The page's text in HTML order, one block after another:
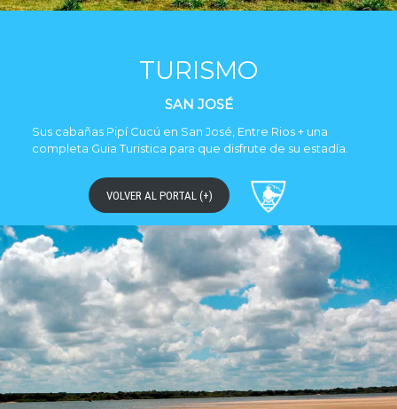
TURISMO
SAN JOSÉ
Sus cabañas Pipí Cucú en San José, Entre Rios + una
completa Guia Turistica para que disfrute de su estadía.
VOLVER AL PORTAL (+)